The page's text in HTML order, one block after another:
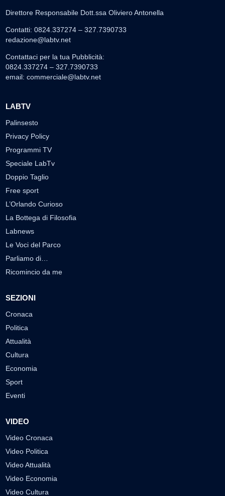
Direttore Responsabile Dott.ssa Oliviero Antonella
Contatti: 0824.337274 – 327.7390733
redazione@labtv.net
Contattaci per la tua Pubblicità:
0824.337274 – 327.7390733
email: commerciale@labtv.net
LABTV
Palinsesto
Privacy Policy
Programmi TV
Speciale LabTv
Doppio Taglio
Free sport
L’Orlando Curioso
La Bottega di Filosofia
Labnews
Le Voci del Parco
Parliamo di…
Ricomincio da me
SEZIONI
Cronaca
Politica
Attualità
Cultura
Economia
Sport
Eventi
VIDEO
Video Cronaca
Video Politica
Video Attualità
Video Economia
Video Cultura